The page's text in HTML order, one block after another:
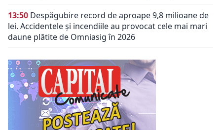
13:50 Despăgubire record de aproape 9,8 milioane de
lei. Accidentele și incendiile au provocat cele mai mari
daune plătite de Omniasig în 2026